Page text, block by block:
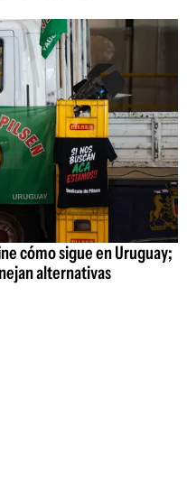
cómo sigue en Uruguay;
alternativas